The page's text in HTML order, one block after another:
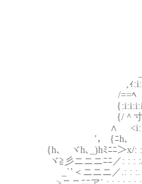
,,､ -
＞”´: : : :/:.
／: : : :／:
/: : : : : : : : /
/: : : :/: : /:,/{:
_ /: : : :/: : /
,ｨ:i:{ ‘: : : :/: :
/==ﾍ ’ : : / : /l: /
{:i:i:i:i:i:ヽ/: :
{/＾寸ｉ:ｉ{ : :
∧ <i:ｉ:{: : : l{
’， {ﾆh､ ゝ:
{h､ ヾh､_)hﾐﾆﾆ
ヾ≧彡ニニニﾆﾆ／: : :
_`’＜ニニニ／.: : :. :.//